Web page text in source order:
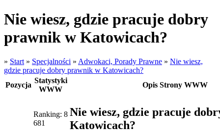
Nie wiesz, gdzie pracuje dobry
prawnik w Katowicach?
» Start » Specjalności » Adwokaci, Porady Prawne » Nie wiesz,
gdzie pracuje dobry prawnik w Katowicach?
Pozycja
Statystyki
WWW
Opis Strony WWW
Ranking: 8
681
Nie wiesz, gdzie pracuje
Katowicach?